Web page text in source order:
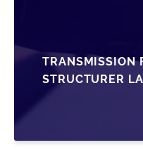
TRANSMISSION
STRUCTURER
SRL